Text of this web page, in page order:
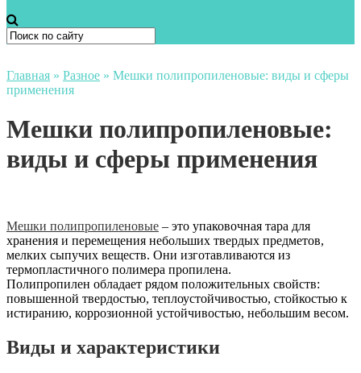
Главная » Разное » Мешки полипропиленовые: виды и сферы
применения
Мешки полипропиленовые:
виды и сферы применения
Мешки полипропиленовые – это упаковочная тара для
хранения и перемещения небольших твердых предметов,
мелких сыпучих веществ. Они изготавливаются из
термопластичного полимера пропилена.
Полипропилен обладает рядом положительных свойств:
повышенной твердостью, теплоустойчивостью, стойкостью к
истиранию, коррозионной устойчивостью, небольшим весом.
Виды и характеристики